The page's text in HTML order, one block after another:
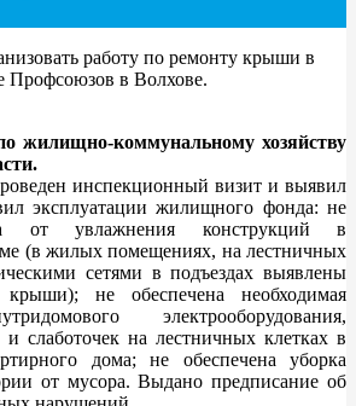
работу по ремонту крыши в
в Волхове.
жилищно-коммунальному хозяйству
инспекционный визит и выявил
эксплуатации жилищного фонда: не
от увлажнения конструкций в
(в жилых помещениях, на лестничных
сетями в подъездах выявлены
не обеспечена необходимая
электрооборудования,
и слаботочек на лестничных клетках в
дома; не обеспечена уборка
от мусора. Выдано предписание об